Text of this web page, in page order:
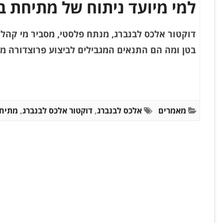
למי מיועד ניתוח של מתיחת
דוקטור אלכס לבנברג, מנתח פלסטי, מסביר מי
בטן ומה הם התנאים המגבילים לביצוע פרוצדורה
מאמרים אלכס לבנברג, דוקטור אלכס לבנברג,